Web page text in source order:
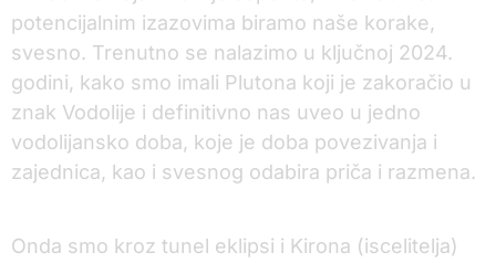
potencijalnim izazovima biramo naše korake,
svesno. Trenutno se nalazimo u ključnoj 2024.
godini, kako smo imali Plutona koji je zakoračio u
znak Vodolije i definitivno nas uveo u jedno
vodolijansko doba, koje je doba povezivanja i
zajednica, kao i svesnog odabira priča i razmena.
Onda smo kroz tunel eklipsi i Kirona (iscelitelja)